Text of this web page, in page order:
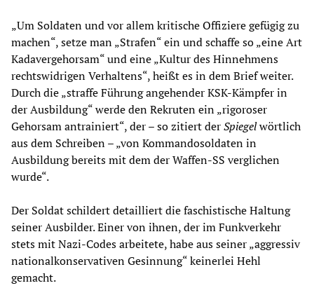
„Um Soldaten und vor allem kritische Offiziere gefügig zu
machen“, setze man „Strafen“ ein und schaffe so „eine Art
Kadavergehorsam“ und eine „Kultur des Hinnehmens
rechtswidrigen Verhaltens“, heißt es in dem Brief weiter.
Durch die „straffe Führung angehender KSK-Kämpfer in
der Ausbildung“ werde den Rekruten ein „rigoroser
Gehorsam antrainiert“, der – so zitiert derSpiegelwörtlich
aus dem Schreiben – „von Kommandosoldaten in
Ausbildung bereits mit dem der Waffen-SS verglichen
wurde“.
Der Soldat schildert detailliert die faschistische Haltung
seiner Ausbilder. Einer von ihnen, der im Funkverkehr
stets mit Nazi-Codes arbeitete, habe aus seiner „aggressiv
nationalkonservativen Gesinnung“ keinerlei Hehl
gemacht.